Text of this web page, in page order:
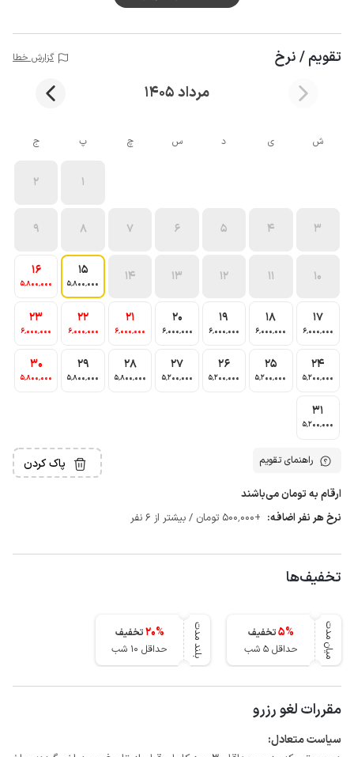
تقویم / نرخ گزارش خطا
مرداد 1405
ش ی د س چ پ ج
1
2
3
4
5
6
7
8
9
10
11
12
13
14
15
5٬800٬000
16
5٬800٬000
17
6٬000٬000
18
6٬000٬000
19
6٬000٬000
20
6٬000٬000
21
6٬000٬000
22
6٬000٬000
23
6٬000٬000
24
5٬200٬000
25
5٬200٬000
26
5٬200٬000
27
5٬200٬000
28
5٬800٬000
29
5٬800٬000
30
5٬800٬000
31
5٬200٬000
راهنمای تقویم پاک کردن
ارقام به تومان می‌باشند
نرخ هر نفر اضافه: +500٬000 تومان / بیشتر از 6 نفر
تخفیف‌ها
میان مدت 5%
تخفیف
حداقل 5 شب
بلند مدت 20%
تخفیف
حداقل 10 شب
مقررات لغو رزرو
سیاست متعادل: